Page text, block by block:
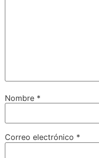
Nombre *
Correo electrónico *